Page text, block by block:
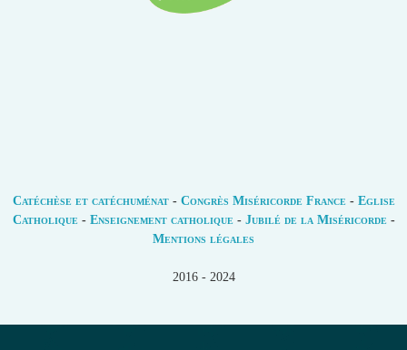
Catéchèse et catéchuménat- Congrès Miséricorde France- Eglise
Catholique- Enseignement catholique- Jubilé de la Miséricorde-
Mentions légales
2016 - 2024